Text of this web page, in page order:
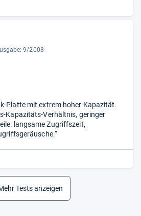
9/2008
Platte mit extrem hoher Kapazität.
Kapazitäts-Verhältnis, geringer
langsame Zugriffszeit,
Tests anzeigen